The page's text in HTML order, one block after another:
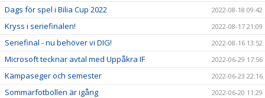
Dags för spel i Bilia Cup 2022 2022-08-18 09:42
Kryss i seriefinalen! 2022-08-17 21:09
Seriefinal - nu behöver vi DIG! 2022-08-16 13:52
Microsoft tecknar avtal med Uppåkra IF 2022-06-29 17:56
Kämpaseger och semester 2022-06-23 22:16
Sommarfotbollen är igång 2022-06-20 11:29